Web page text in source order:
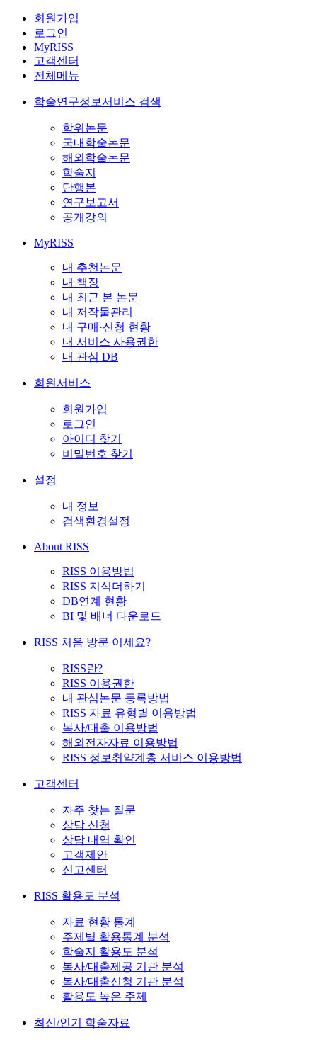
회원가입
로그인
MyRISS
고객센터
전체메뉴
학술연구정보서비스 검색
학위논문
국내학술논문
해외학술논문
학술지
단행본
연구보고서
공개강의
MyRISS
내 추천논문
내 책장
내 최근 본 논문
내 저작물관리
내 구매·신청 현황
내 서비스 사용권한
내 관심 DB
회원서비스
회원가입
로그인
아이디 찾기
비밀번호 찾기
설정
내 정보
검색환경설정
About RISS
RISS 이용방법
RISS 지식더하기
DB연계 현황
BI 및 배너 다운로드
RISS 처음 방문 이세요?
RISS란?
RISS 이용권한
내 관심논문 등록방법
RISS 자료 유형별 이용방법
복사/대출 이용방법
해외전자자료 이용방법
RISS 정보취약계층 서비스 이용방법
고객센터
자주 찾는 질문
상담 신청
상담 내역 확인
고객제안
신고센터
RISS 활용도 분석
자료 현황 통계
주제별 활용통계 분석
학술지 활용도 분석
복사/대출제공 기관 분석
복사/대출신청 기관 분석
활용도 높은 주제
최신/인기 학술자료